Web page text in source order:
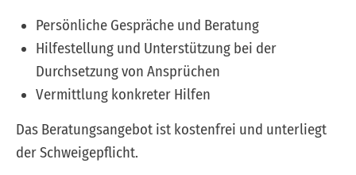
Persönliche Gespräche und Beratung
Hilfestellung und Unterstützung bei der
Durchsetzung von Ansprüchen
Vermittlung konkreter Hilfen
Das Beratungsangebot ist kostenfrei und unterliegt
der Schweigepflicht.